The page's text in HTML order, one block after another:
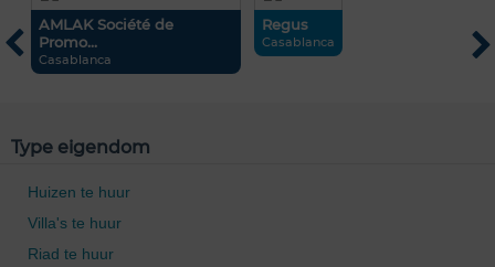
AMLAK Société de
Promo...
Casablanca
Regus
Casablanca
Type eigendom
Huizen te huur
Villa's te huur
Riad te huur